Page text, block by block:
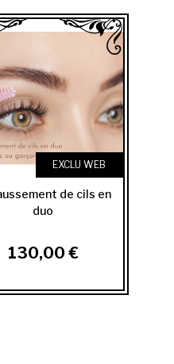
EXCLU WEB
de cils en
duo
130,00 €